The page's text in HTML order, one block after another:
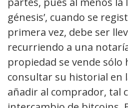
génesis’, cuando se
primera vez, debe ser
recurriendo a una
propiedad se vende sólo
consultar su historial en
añadir al comprador, tal